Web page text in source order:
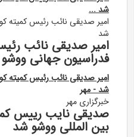
شد ...
امیر صدیقی نائب رئیس کمیته
شد
امیر صدیقی نائب
فدراسیون جهانی
امیر صدیقی نائب رئیس کمیته
شد - مهر
خبرگزاری مهر
صدیقی نایب رییس
بین المللی ووشو شد